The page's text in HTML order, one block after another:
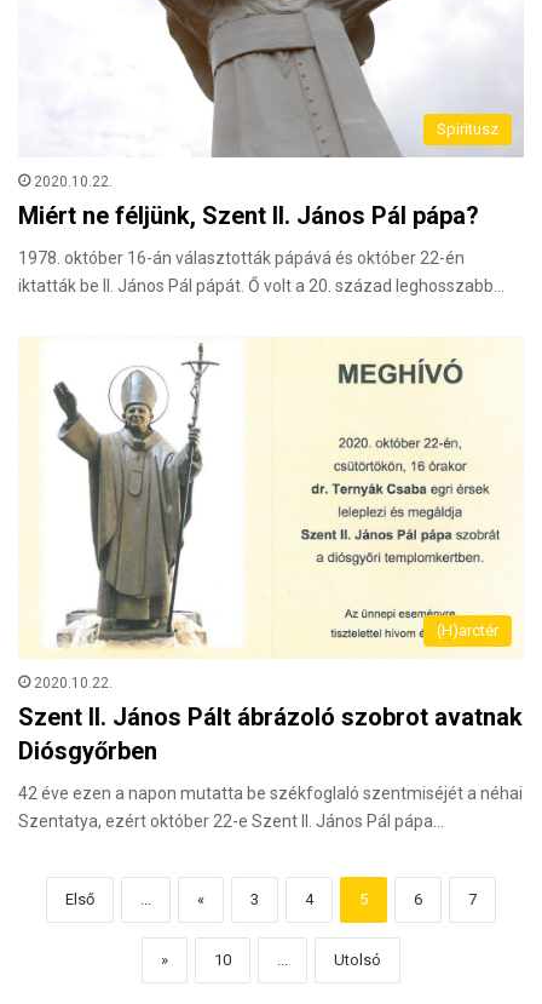
Spiritusz
2020.10.22.
Miért ne féljünk, Szent II. János Pál pápa?
1978. október 16-án választották pápává és október 22-én
iktatták be II. János Pál pápát. Ő volt a 20. század leghosszabb…
(H)arctér
2020.10.22.
Szent II. János Pált ábrázoló szobrot avatnak
Diósgyőrben
42 éve ezen a napon mutatta be székfoglaló szentmiséjét a néhai
Szentatya, ezért október 22-e Szent II. János Pál pápa…
Első « 3 4 5 6 7
» 10 Utolsó